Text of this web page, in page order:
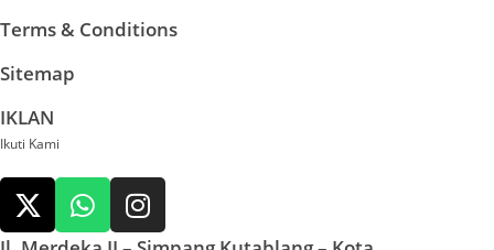
Terms & Conditions
Sitemap
IKLAN
Ikuti Kami